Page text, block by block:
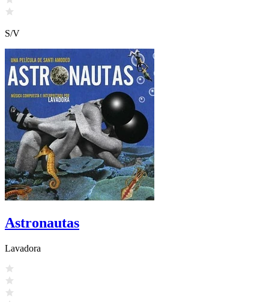
S/V
Astronautas
Lavadora